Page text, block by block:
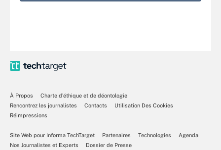
À Propos
Charte d’éthique et de déontologie
Rencontrez les journalistes
Contacts
Utilisation Des Cookies
Réimpressions
Site Web pour Informa TechTarget Partenaires Technologies
Agenda
Nos Journalistes et Experts
Dossier de Presse